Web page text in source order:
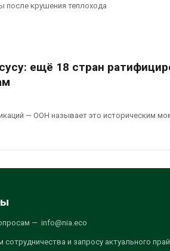
после крушения теплохода
ещё 18 стран
— ООН называет это историческим
— info@nia.eco
и запросу актуального